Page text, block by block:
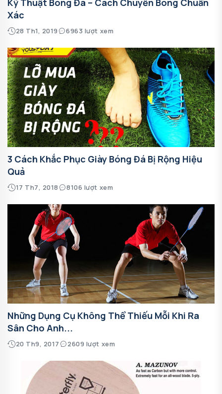
Xác
28 Th1, 2019 6963 lượt xem
3 Cách Khắc Phục Giày Bóng Đá Bị Rộng Hiệu
Quả
17 Th7, 2018 8106 lượt xem
Những Dụng Cụ Không Thể Thiếu Mỗi Khi Ra
Sân Cho Anh...
20 Th9, 2017 2609 lượt xem